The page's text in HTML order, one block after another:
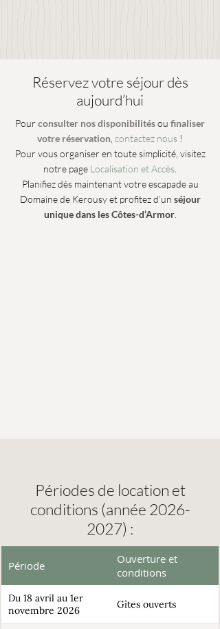
Réservez votre séjour dès
aujourd’hui
Pour consulter nos disponibilitésou finaliser
votre réservation contactez nous !
Pour vous organiser en toute simplicité, visitez
notre page Localisation et Accès
Planifiez dès maintenant votre escapade au
Domaine de Kerousy et profitez d’un séjour
unique dans les Côtes-d’Armor.
Périodes de location et
conditions (année 2026-
2027) :
Période
Ouverture et
conditions
Du 18 avril au 1er
novembre 2026
Gîtes ouverts